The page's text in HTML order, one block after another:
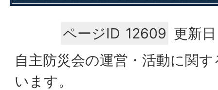
ページID 12609 更新
自主防災会の運営・活動に関
います。